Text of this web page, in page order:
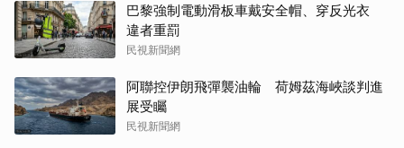
巴黎強制電動滑板車戴安全帽、穿反光衣
違者重罰
民視新聞網
阿聯控伊朗飛彈襲油輪 荷姆茲海峽談判進
展受矚
民視新聞網